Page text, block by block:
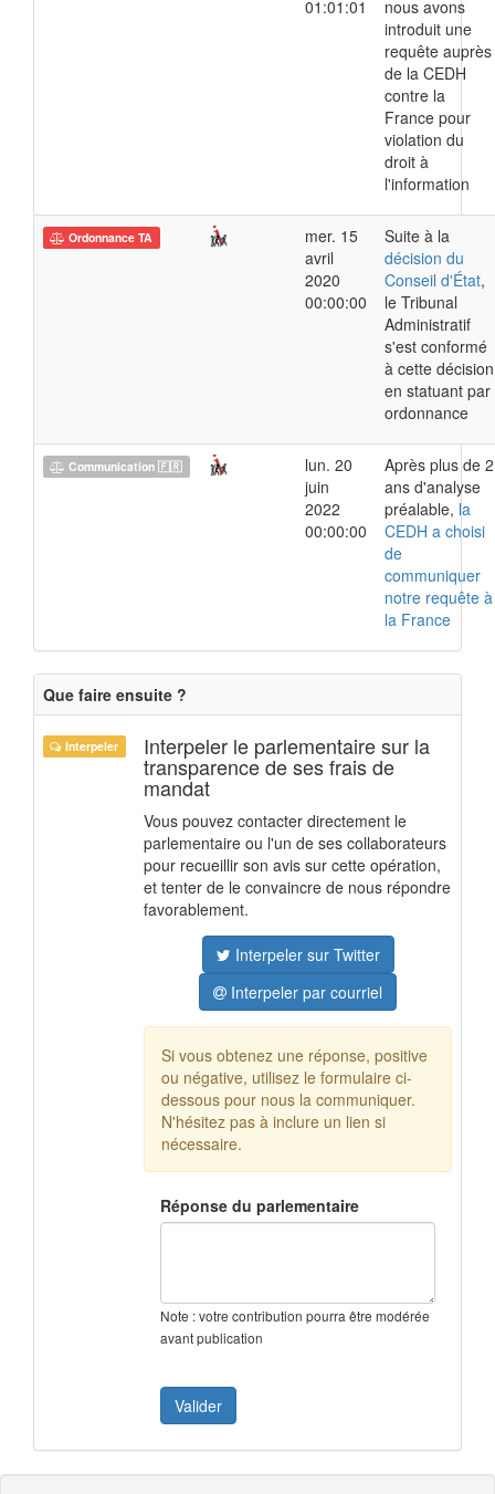
01:01:01
nous avons
introduit une
requête auprès
de la CEDH
contre la
France pour
violation du
droit à
l'information
Ordonnance TA
mer. 15
avril
2020
00:00:00
Suite à la
décision du
Conseil d'État,
le Tribunal
Administratif
s'est conformé
à cette décision
en statuant par
ordonnance
Communication 🇫🇷
lun. 20
juin
2022
00:00:00
Après plus de 2
ans d'analyse
préalable, la
CEDH a choisi
de
communiquer
notre requête à
la France
Que faire ensuite ?
Interpeler Interpeler le parlementaire sur la
transparence de ses frais de
mandat
Vous pouvez contacter directement le
parlementaire ou l'un de ses collaborateurs
pour recueillir son avis sur cette opération,
et tenter de le convaincre de nous répondre
favorablement.
Interpeler sur Twitter
Interpeler par courriel
Si vous obtenez une réponse, positive
ou négative, utilisez le formulaire ci-
dessous pour nous la communiquer.
N'hésitez pas à inclure un lien si
nécessaire.
Réponse du parlementaire
Note : votre contribution pourra être modérée
avant publication